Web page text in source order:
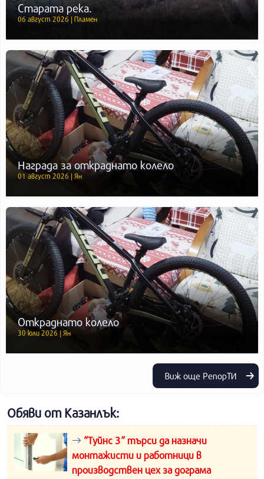
Старата река.
06 август 2026 | Пламен
Награда за откраднато колело
01 август 2026 | Ян
Откраднато колело
30 юли 2026 | Ян
Виж още РепорТИ
Обяви от Казанлък:
“Туйнс 3“ търси да назначи
монтажисти и работници в
производствен цех за дограма